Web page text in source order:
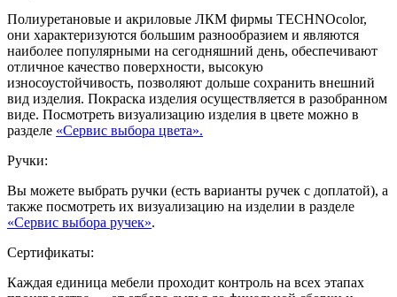
Полиуретановые и акриловые ЛКМ фирмы TECHNOcolor,
они характеризуются большим разнообразием и являются
наиболее популярными на сегодняшний день, обеспечивают
отличное качество поверхности, высокую
износоустойчивость, позволяют дольше сохранить внешний
вид изделия. Покраска изделия осуществляется в разобранном
виде. Посмотреть визуализацию изделия в цвете можно в
разделе «Сервис выбора цвета».
Ручки:
Вы можете выбрать ручки (есть варианты ручек с доплатой), а
также посмотреть их визуализацию на изделии в разделе
«Сервис выбора ручек».
Сертификаты:
Каждая единица мебели проходит контроль на всех этапах